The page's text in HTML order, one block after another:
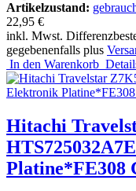
Artikelzustand:
22,95 €
inkl. Mwst.
gegebenenfalls plus
In den Warenkorb
Hitachi
Platine*FE308